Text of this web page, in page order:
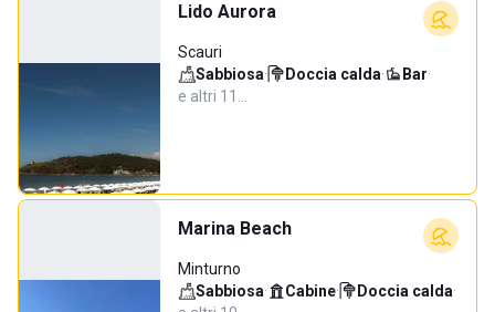
Lido Aurora
Scauri
Sabbiosa· Doccia calda· Bar·
e altri 11…
Marina Beach
Minturno
Sabbiosa· Cabine· Doccia calda·